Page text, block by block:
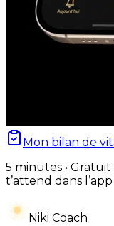
Mon bilan de
5 minutes •
t’attend dans l’app
Niki Coach